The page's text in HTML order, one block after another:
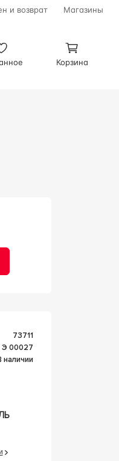
и возврат Магазины
Корзина
73711
Э 00027
В наличии